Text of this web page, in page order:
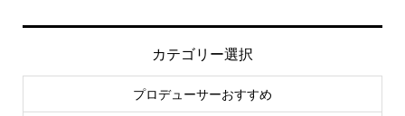
カテゴリー選択
プロデューサーおすすめ